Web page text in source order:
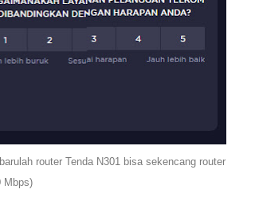
router Tenda N301 bisa sekencang router
Mbps)